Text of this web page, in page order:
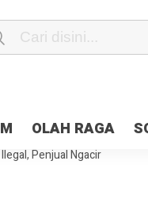
OLAH RAGA
Pesan Sejuk Polri di
Jayapura Cair 10
Penjual Ngacir